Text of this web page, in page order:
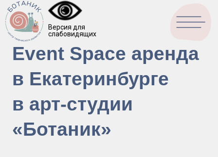
Версия для
слабовидящих
Event Space аренда
в Екатеринбурге
в арт-студии
Организуйте ваше событие в
стильном и современном